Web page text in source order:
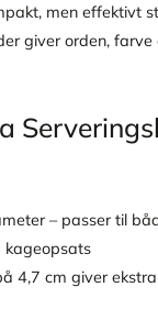
men effektivt
giver orden,
– passer til
kageopsats
4,7 cm giver